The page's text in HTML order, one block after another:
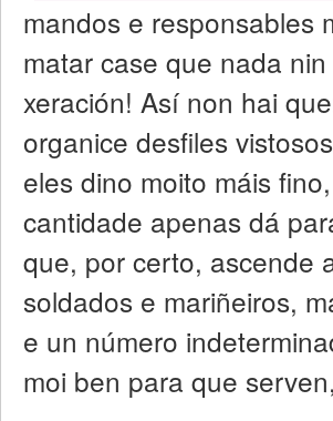
mandos e responsables
matar case que nada
xeración! Así non hai
organice desfiles
eles dino moito máis
cantidade apenas dá
que, por certo, ascende
soldados e mariñeiros,
e un número
moi ben para que